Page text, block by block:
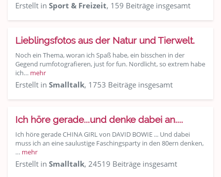
Erstellt in Sport & Freizeit, 159 Beiträge insgesamt
Lieblingsfotos aus der Natur und Tierwelt.
Noch ein Thema, woran ich Spaß habe, ein bisschen in der
Gegend rumfotografieren, just for fun. Nordlicht, so extrem habe
ich… mehr
Erstellt in Smalltalk, 1753 Beiträge insgesamt
Ich höre gerade...und denke dabei an....
Ich höre gerade CHINA GIRL von DAVID BOWIE ... Und dabei
muss ich an eine saulustige Faschingsparty in den 80ern denken,
… mehr
Erstellt in Smalltalk, 24519 Beiträge insgesamt